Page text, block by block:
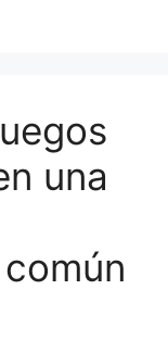
una